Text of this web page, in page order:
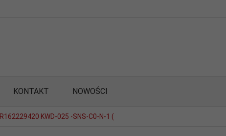
KONTAKT NOWOŚCI
R162229420 KWD-025 -SNS-C0-N-1 (